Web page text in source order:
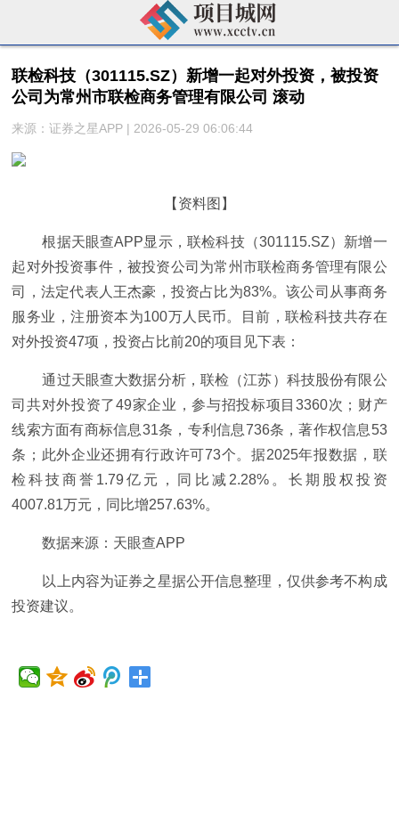
联检科技（301115.SZ）新增一起对外投资，被投资
公司为常州市联检商务管理有限公司 滚动
来源：证券之星APP | 2026-05-29 06:06:44
【资料图】
根据天眼查APP显示，联检科技（301115.SZ）新增一
起对外投资事件，被投资公司为常州市联检商务管理有限公
司，法定代表人王杰豪，投资占比为83%。该公司从事商务
服务业，注册资本为100万人民币。目前，联检科技共存在
对外投资47项，投资占比前20的项目见下表：
通过天眼查大数据分析，联检（江苏）科技股份有限公
司共对外投资了49家企业，参与招投标项目3360次；财产
线索方面有商标信息31条，专利信息736条，著作权信息53
条；此外企业还拥有行政许可73个。据2025年报数据，联
检科技商誉1.79亿元，同比减2.28%。长期股权投资
4007.81万元，同比增257.63%。
数据来源：天眼查APP
以上内容为证券之星据公开信息整理，仅供参考不构成
投资建议。